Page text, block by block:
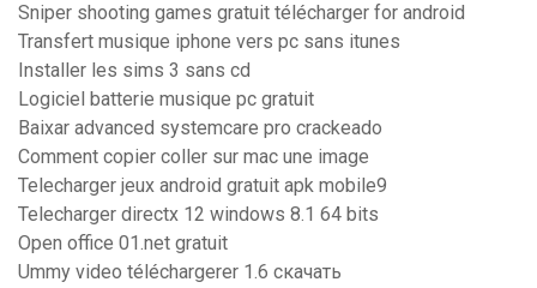
Sniper shooting games gratuit télécharger for android
Transfert musique iphone vers pc sans itunes
Installer les sims 3 sans cd
Logiciel batterie musique pc gratuit
Baixar advanced systemcare pro crackeado
Comment copier coller sur mac une image
Telecharger jeux android gratuit apk mobile9
Telecharger directx 12 windows 8.1 64 bits
Open office 01.net gratuit
Ummy video téléchargerer 1.6 скачать